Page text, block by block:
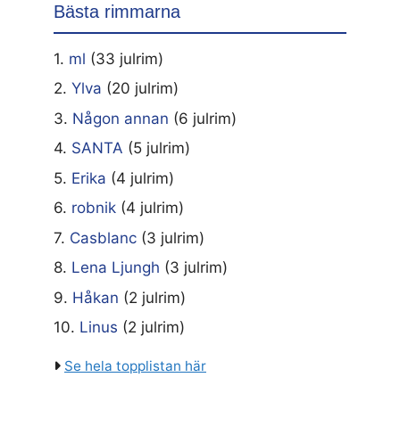
Bästa rimmarna
1. ml (33 julrim)
2. Ylva (20 julrim)
3. Någon annan (6 julrim)
4. SANTA (5 julrim)
5. Erika (4 julrim)
6. robnik (4 julrim)
7. Casblanc (3 julrim)
8. Lena Ljungh (3 julrim)
9. Håkan (2 julrim)
10. Linus (2 julrim)
Se hela topplistan här